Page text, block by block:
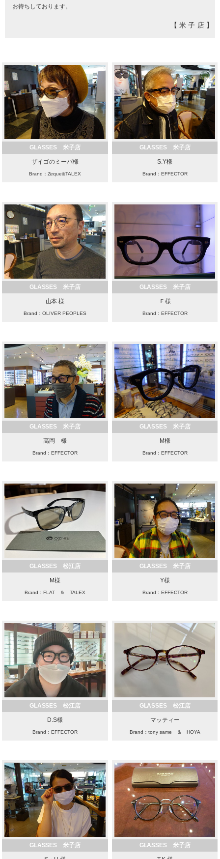
お待ちしております。
【米子店】
GLASSES 米子店
ザイゴのミーバ様
Brand：Zeque&TALEX
GLASSES 米子店
S.Y様
Brand：EFFECTOR
GLASSES 米子店
山本 様
Brand：OLIVER PEOPLES
GLASSES 米子店
Ｆ様
Brand：EFFECTOR
GLASSES 米子店
高岡 様
Brand：EFFECTOR
GLASSES 米子店
M様
Brand：EFFECTOR
GLASSES 松江店
M様
Brand：FLAT ＆ TALEX
GLASSES 米子店
Y様
Brand：EFFECTOR
GLASSES 松江店
D.S様
Brand：EFFECTOR
GLASSES 松江店
マッティー
Brand：tony same ＆ HOYA
GLASSES 米子店 GLASSES 米子店